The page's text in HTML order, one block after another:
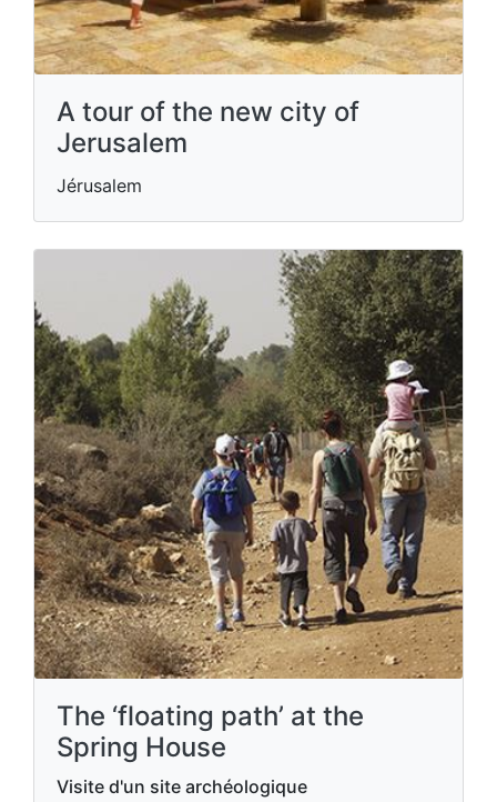
A tour of the new city of
Jerusalem
Jérusalem
The ‘floating path’ at the
Spring House
Visite d'un site archéologique